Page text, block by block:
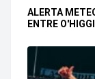
ALERTA
ENTRE